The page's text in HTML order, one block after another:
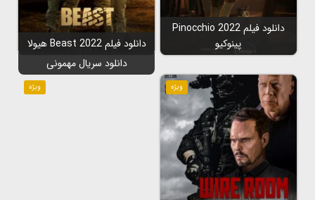
دانلود فیلم Pinocchio 2022
پینوکیو
دانلود فیلم Beast 2022 هیولا
ویژه ویژه
دانلود سریال مهمونی